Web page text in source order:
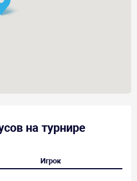
на турнире
Игрок